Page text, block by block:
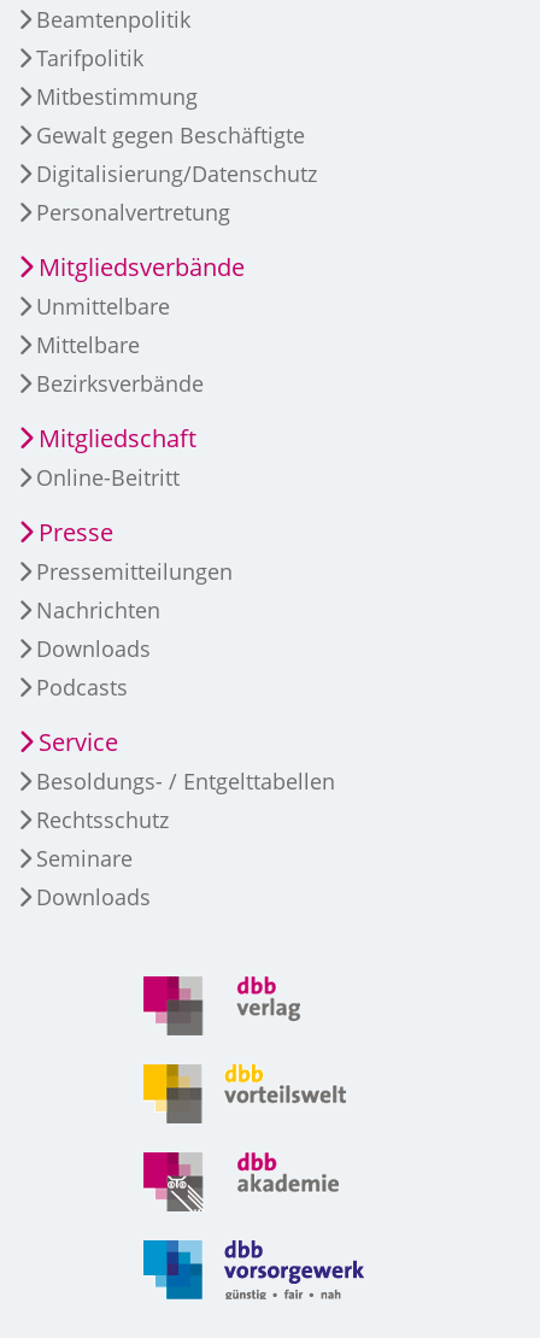
Beamtenpolitik
Tarifpolitik
Mitbestimmung
Gewalt gegen Beschäftigte
Digitalisierung/Datenschutz
Personalvertretung
Mitgliedsverbände
Unmittelbare
Mittelbare
Bezirksverbände
Mitgliedschaft
Online-Beitritt
Presse
Pressemitteilungen
Nachrichten
Downloads
Podcasts
Service
Besoldungs- / Entgelttabellen
Rechtsschutz
Seminare
Downloads